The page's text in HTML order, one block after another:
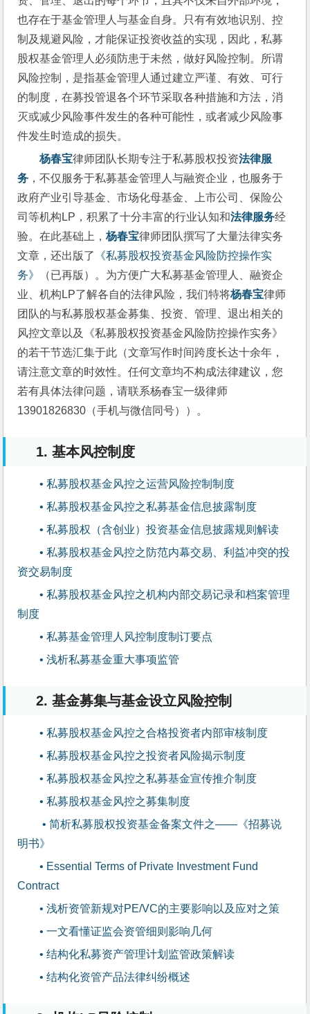
也存在于基金管理人与基金自身。只有有效地识别、控
制及规避风险，才能保证投资收益的实现，因此，私募
股权基金管理人必须防患于未然，做好风险控制。所谓
风险控制，是指基金管理人通过建立严谨、有效、可行
的制度，在募投管退各个环节采取各种措施和方法，消
灭或减少风险事件发生的各种可能性，或者减少风险事
件发生时造成的损失。
杨春宝律师团队长期专注于私募股权投资法律服
务 ，不仅服务于私募基金管理人与融资企业，也服务于
政府产业引导基金、市场化母基金、上市公司、保险公
司等机构LP，积累了十分丰富的行业认知和法律服务经
验。在此基础上，杨春宝律师团队撰写了大量法律实务
文章，还出版了
《私募股权投资基金风险防控操作实
务》
（已再版）。为方便广大私募基金管理人、融资企
业、机构LP了解各自的法律风险，我们特将杨春宝律师
团队的与私募股权基金募集、投资、管理、退出相关的
风控文章以及《私募股权投资基金风险防控操作实务》
的若干节选汇集于此（文章写作时间跨度长达十余年，
请注意文章的时效性。任何文章均不构成法律建议，您
若有具体法律问题，请联系杨春宝一级律师
13901826830（手机与微信同号））。
1. 基本风控制度
• 私募股权基金风控之运营风险控制制度
• 私募股权基金风控之私募基金信息披露制度
• 私募股权（含创业）投资基金信息披露规则解读
• 私募股权基金风控之防范内幕交易、利益冲突的投
资交易制度
• 私募股权基金风控之机构内部交易记录和档案管理
制度
• 私募基金管理人风控制度制订要点
• 浅析私募基金重大事项监管
2. 基金募集与基金设立风险控制
• 私募股权基金风控之合格投资者内部审核制度
• 私募股权基金风控之投资者风险揭示制度
• 私募股权基金风控之私募基金宣传推介制度
• 私募股权基金风控之募集制度
• 简析私募股权投资基金备案文件之——《招募说
明书》
• Essential Terms of Private Investment Fund
Contract
• 浅析资管新规对PE/VC的主要影响以及应对之策
• 一文看懂证监会资管细则影响几何
• 结构化私募资产管理计划监管政策解读
• 结构化资管产品法律纠纷概述